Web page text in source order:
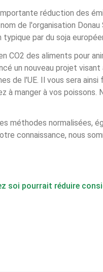
réduction des
de l'organisation
par du soja
CO2 des aliments pour
un nouveau projet
de l'UE. Il vous sera
à manger à vos
méthodes normalisées,
connaissance, nous
soi pourrait réduire